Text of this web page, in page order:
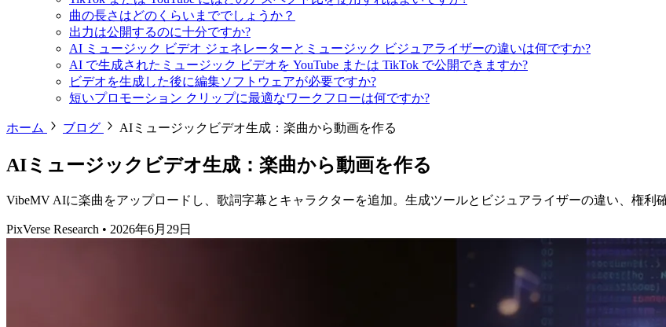
曲の長さはどのくらいまででしょうか？
出力は公開するのに十分ですか?
AI ミュージック ビデオ ジェネレーターとミュージック ビジュアライザーの違いは何ですか?
AI で生成されたミュージック ビデオを YouTube または TikTok で公開できますか?
ビデオを生成した後に編集ソフトウェアが必要ですか?
短いプロモーション クリップに最適なワークフローは何ですか?
ホーム ブログ AIミュージックビデオ生成：楽曲から動画を作る
AIミュージックビデオ生成：楽曲から動画を作る
VibeMV AIに楽曲をアップロードし、歌詞字幕とキャラクターを追加。生成ツールとビジュアライザーの違い、権利
PixVerse Research • 2026年6月29日